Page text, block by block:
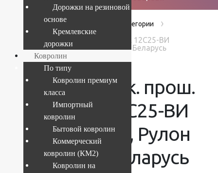
› Products Без категории ›
"Витебск" пок. прош. с печ. pис. 12С25-ВИ
p1548_a6r 43, Рулон 1.3x21.9 м Беларусь
“Витебск” пок. прош.
с печ. pис. 12С25-ВИ
p1548_a6r 43, Рулон
1.3×21.9 м Беларусь
Дорожки на резиновой
основе
Кремлевские
дорожки
Ковролин
По типу
Ковролин премиум
класса
Импортный
ковролин
Бытовой ковролин
Коммерческий
ковролин (КМ2)
Ковролин на